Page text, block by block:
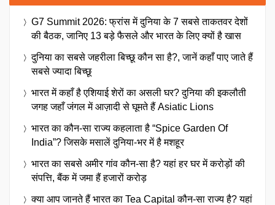
G7 Summit 2026: फ्रांस में दुनिया के 7 सबसे ताकतवर देशों
की बैठक, जानिए 13 बड़े फैसले और भारत के लिए क्यों है खास
दुनिया का सबसे जहरीला बिच्छू कौन सा है?, जानें कहाँ पाए जाते हैं
सबसे ज्यादा बिच्छू
भारत में कहाँ है एशियाई शेरों का असली घर? दुनिया की इकलौती
जगह जहाँ जंगल में आज़ादी से घूमते हैं Asiatic Lions
भारत का कौन-सा राज्य कहलाता है “Spice Garden Of
India”? जिसके मसालें दुनिया-भर में है मशहूर
भारत का सबसे अमीर गांव कौन-सा है? यहां हर घर में करोड़ों की
संपत्ति, बैंक में जमा हैं हजारों करोड़
क्या आप जानते हैं भारत का Tea Capital कौन-सा राज्य है? यहां